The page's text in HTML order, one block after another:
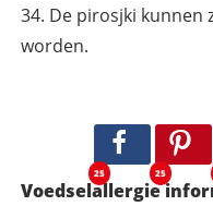
De pirosjki kunnen
worden.
25 25
Voedselallergie